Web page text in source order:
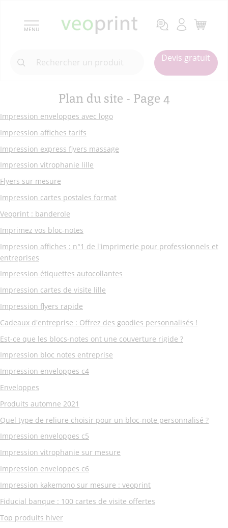
MENU
Devis gratuit
Plan du site - Page 4
Impression enveloppes avec logo
Impression affiches tarifs
Impression express flyers massage
Impression vitrophanie lille
Flyers sur mesure
Impression cartes postales format
Veoprint : banderole
Imprimez vos bloc-notes
Impression affiches : n°1 de l'imprimerie pour professionnels et
entreprises
Impression étiquettes autocollantes
Impression cartes de visite lille
Impression flyers rapide
Cadeaux d'entreprise : Offrez des goodies personnalisés !
Est-ce que les blocs-notes ont une couverture rigide ?
Impression bloc notes entreprise
Impression enveloppes c4
Enveloppes
Produits automne 2021
Quel type de reliure choisir pour un bloc-note personnalisé ?
Impression enveloppes c5
Impression vitrophanie sur mesure
Impression enveloppes c6
Impression kakemono sur mesure : veoprint
Fiducial banque : 100 cartes de visite offertes
Top produits hiver